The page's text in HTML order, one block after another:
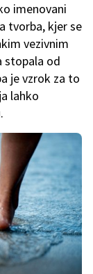
imenovani
tvorba, kjer se
vezivnim
stopala od
je vzrok za to
lahko